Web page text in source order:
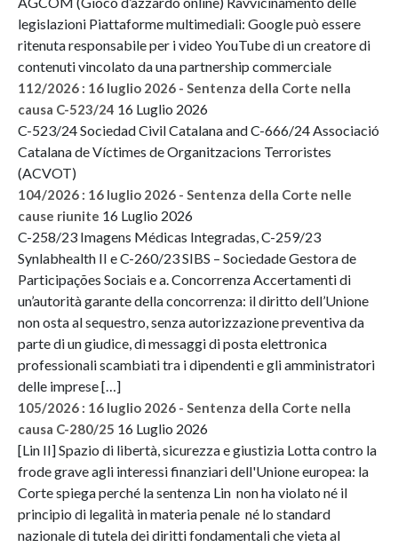
legislazioni Piattaforme multimediali: Google può essere
ritenuta responsabile per i video YouTube di un creatore di
contenuti vincolato da una partnership commerciale
112/2026 : 16 luglio 2026 - Sentenza della Corte nella
causa C-523/24 16 Luglio 2026
C-523/24 Sociedad Civil Catalana and C-666/24 Associació
Catalana de Víctimes de Organitzacions Terroristes
(ACVOT)
104/2026 : 16 luglio 2026 - Sentenza della Corte nelle
cause riunite 16 Luglio 2026
C-258/23 Imagens Médicas Integradas, C-259/23
Synlabhealth II e C-260/23 SIBS – Sociedade Gestora de
Participações Sociais e a. Concorrenza Accertamenti di
un’autorità garante della concorrenza: il diritto dell’Unione
non osta al sequestro, senza autorizzazione preventiva da
parte di un giudice, di messaggi di posta elettronica
professionali scambiati tra i dipendenti e gli amministratori
delle imprese […]
105/2026 : 16 luglio 2026 - Sentenza della Corte nella
causa C-280/25 16 Luglio 2026
[Lin II] Spazio di libertà, sicurezza e giustizia Lotta contro la
frode grave agli interessi finanziari dell'Unione europea: la
Corte spiega perché la sentenza Lin non ha violato né il
principio di legalità in materia penale né lo standard
nazionale di tutela dei diritti fondamentali che vieta al